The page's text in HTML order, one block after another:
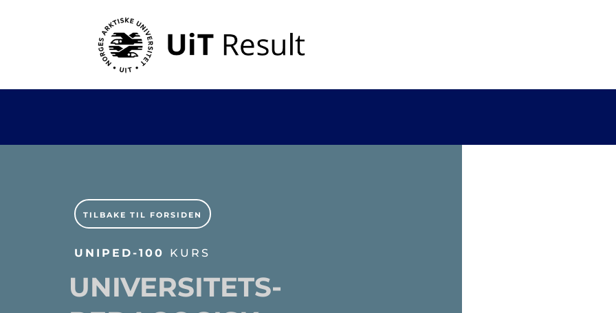
TILBAKE TIL FORSIDEN
UNIPED-100 KURS
UNIVERSITETS­